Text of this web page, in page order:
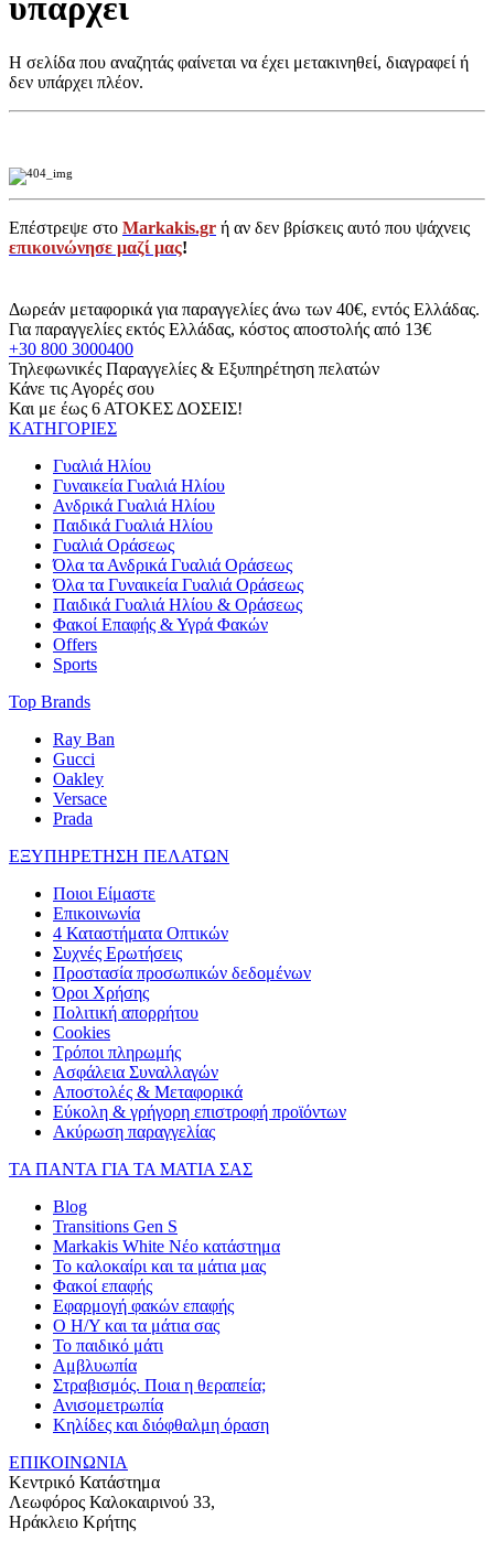
υπάρχει
Η σελίδα που αναζητάς φαίνεται να έχει μετακινηθεί, διαγραφεί ή
δεν υπάρχει πλέον.
Επέστρεψε στο Markakis.gr ή αν δεν βρίσκεις αυτό που ψάχνεις
επικοινώνησε μαζί μας!
Δωρεάν μεταφορικά για παραγγελίες άνω των 40€, εντός Ελλάδας.
Για παραγγελίες εκτός Ελλάδας, κόστος αποστολής από 13€
+30 800 3000400
Τηλεφωνικές Παραγγελίες & Εξυπηρέτηση πελατών
Κάνε τις Αγορές σου
Και με έως 6 ΑΤΟΚΕΣ ΔΟΣΕΙΣ!
ΚΑΤΗΓΟΡΙΕΣ
Γυαλιά Ηλίου
Γυναικεία Γυαλιά Ηλίου
Ανδρικά Γυαλιά Ηλίου
Παιδικά Γυαλιά Ηλίου
Γυαλιά Οράσεως
Όλα τα Ανδρικά Γυαλιά Οράσεως
Όλα τα Γυναικεία Γυαλιά Οράσεως
Παιδικά Γυαλιά Ηλίου & Οράσεως
Φακοί Επαφής & Υγρά Φακών
Offers
Sports
Top Brands
Ray Ban
Gucci
Oakley
Versace
Prada
ΕΞΥΠΗΡΕΤΗΣΗ ΠΕΛΑΤΩΝ
Ποιοι Είμαστε
Επικοινωνία
4 Καταστήματα Οπτικών
Συχνές Ερωτήσεις
Προστασία προσωπικών δεδομένων
Όροι Χρήσης
Πολιτική απορρήτου
Cookies
Τρόποι πληρωμής
Ασφάλεια Συναλλαγών
Αποστολές & Μεταφορικά
Εύκολη & γρήγορη επιστροφή προϊόντων
Ακύρωση παραγγελίας
ΤΑ ΠΑΝΤΑ ΓΙΑ ΤΑ ΜΑΤΙΑ ΣΑΣ
Blog
Transitions Gen S
Markakis White Νέο κατάστημα
Το καλοκαίρι και τα μάτια μας
Φακοί επαφής
Εφαρμογή φακών επαφής
Ο Η/Υ και τα μάτια σας
Το παιδικό μάτι
Αμβλυωπία
Στραβισμός. Ποια η θεραπεία;
Ανισομετρωπία
Κηλίδες και διόφθαλμη όραση
ΕΠΙΚΟΙΝΩΝΙΑ
Κεντρικό Κατάστημα
Λεωφόρος Καλοκαιρινού 33,
Ηράκλειο Κρήτης